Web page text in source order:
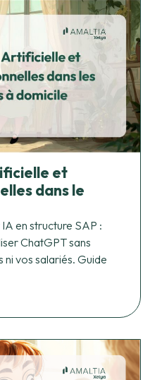
et
en structure SAP :
ChatGPT sans
vos salariés. Guide